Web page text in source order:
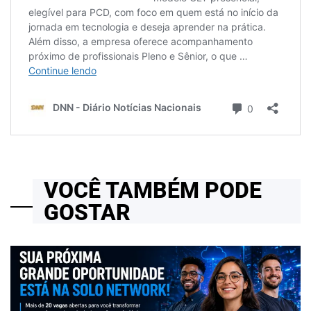
VOCÊ TAMBÉM PODE
GOSTAR